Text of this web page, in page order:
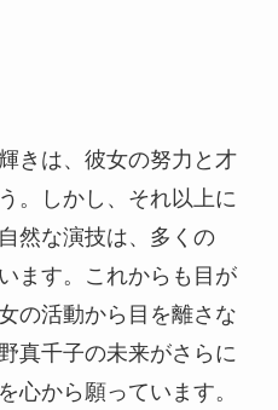
きは、彼女の努力と才
。しかし、それ以上に
然な演技は、多くの
ます。これからも目が
の活動から目を離さな
真千子の未来がさらに
心から願っています。